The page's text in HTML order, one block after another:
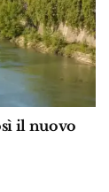
il nuovo